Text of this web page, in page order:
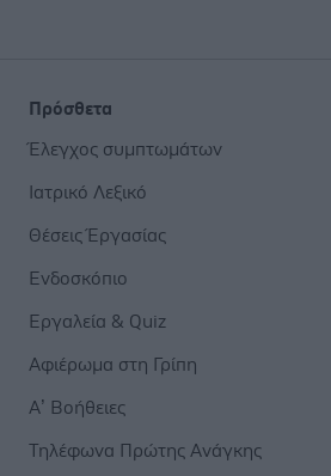
Πρόσθετα
Έλεγχος συμπτωμάτων
Ιατρικό Λεξικό
Θέσεις Έργασίας
Ενδοσκόπιο
Εργαλεία & Quiz
Αφιέρωμα στη Γρίπη
Α’ Βοήθειες
Τηλέφωνα Πρώτης Ανάγκης